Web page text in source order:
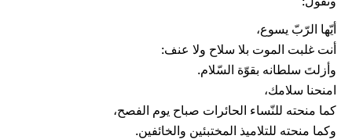
أيّها الرّبّ يسوع،
أنت غلبت الموت بلا سلاح ولا عنف:
وأزلتَ سلطانه بقوّة السّلام.
امنحنا سلامك،
كما منحته للنّساء الحائرات صباح يوم الفصح،
وكما منحته للتلاميذ المختبئين والخائفين.